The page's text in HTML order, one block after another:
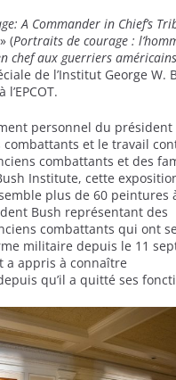
A Commander in Chief’s
» (Portraits de courage :
chef aux guerriers américains
de l’Institut George W.
personnel du président
combattants et le travail
combattants et des
Institute, cette
plus de 60 peintures
Bush représentant des
combattants qui ont
militaire depuis le 11
a appris à connaître
qu’il a quitté ses